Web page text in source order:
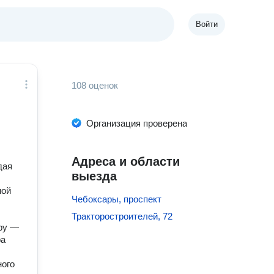
Войти
—
108 оценок
Организация проверена
Адреса и области
выезда
Чебоксары, проспект
Тракторостроителей, 72